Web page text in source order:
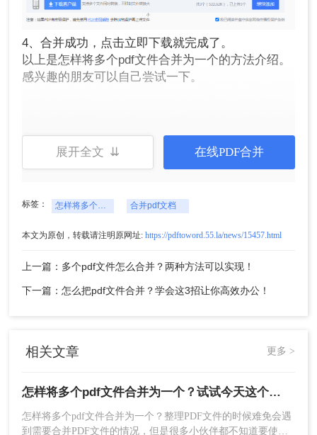
4、合并成功，点击立即下载就完成了。
以上是怎样将多个pdf文件合并为一个的方法介绍。
感兴趣的朋友可以自己尝试一下。
展开全文 ⇊ 在线PDF合并
标签： 怎样将多个pdf文件合并为一个 合并pdf文档
本文为原创，转载请注明原网址: https://pdftoword.55.la/news/15457.html
上一篇：多个pdf文件怎么合并？两种方法可以实现！
下一篇：怎么把pdf文件合并？学会这3招让你高效办公！
相关文章 更多 >
怎样将多个pdf文件合并为一个？试试今天这个方法！
怎样将多个pdf文件合并为一个？​整理PDF文件的时候难免会遇
到需要合并PDF文件的情况，但是很多小伙伴都不知道要使用